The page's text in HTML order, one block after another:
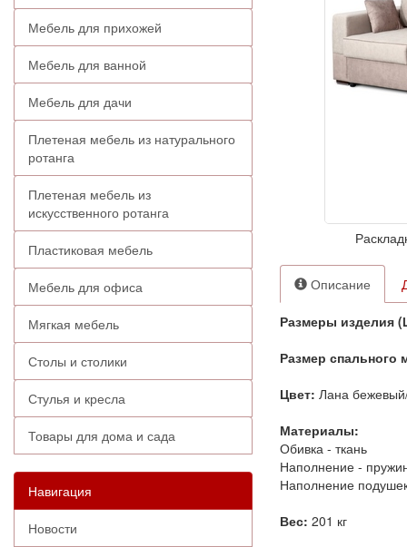
Мебель для прихожей
Мебель для ванной
Мебель для дачи
Плетеная мебель из натурального
ротанга
Плетеная мебель из
искусственного ротанга
Пластиковая мебель
Мебель для офиса
Мягкая мебель
Столы и столики
Стулья и кресла
Товары для дома и сада
Навигация
Новости
Описание
Размеры изделия
Размер спального
Цвет: Лана
Материалы:
Обивка - ткань
Наполнение -
Наполнение
Вес: 201 кг